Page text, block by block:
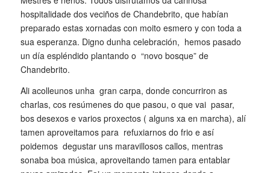
hospitalidade dos veciños de Chandebrito, que habían
preparado estas xornadas con moito esmero y con toda a
sua esperanza. Digno dunha celebración, hemos pasado
un día espléndido plantando o “novo bosque” de
Chandebrito.
Ali acolleunos unha gran carpa, donde concurriron as
charlas, cos resúmenes do que pasou, o que vai pasar,
bos desexos e varios proxectos ( alguns xa en marcha), alí
tamen aproveitamos para refuxiarnos do frio e así
poidemos degustar uns maravillosos callos, mentras
sonaba boa música, aproveitando tamen para entablar